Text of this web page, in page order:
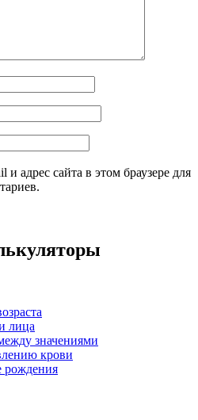
адрес сайта в этом браузере для
лица
значениями
крови
рождения